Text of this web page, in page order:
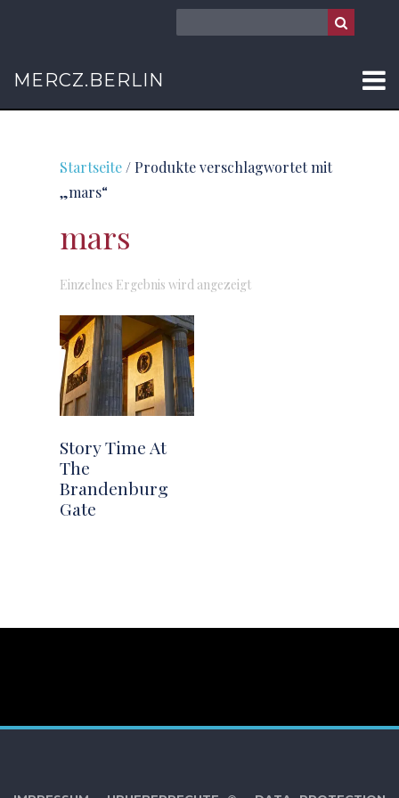
MERCZ.BERLIN
Startseite / Produkte verschlagwortet mit
„mars“
mars
Einzelnes Ergebnis wird angezeigt
Story Time At
The
Brandenburg
Gate